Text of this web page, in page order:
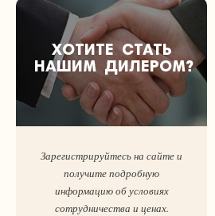
ХОТИТЕ СТАТЬ
НАШИМ ДИЛЕРОМ?
Зарегистрируйтесь на сайте и
получите подробную
информацию об условиях
сотрудничества и ценах.